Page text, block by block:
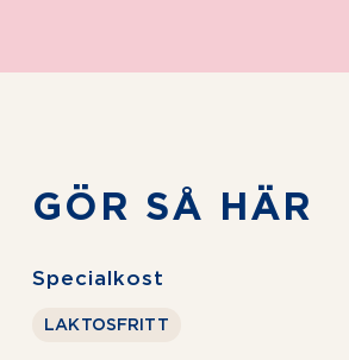
GÖR SÅ HÄR
Specialkost
LAKTOSFRITT